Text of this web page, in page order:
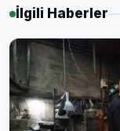
İlgili Haberler